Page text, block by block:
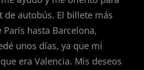
de autobús. El billete más
hasta Barcelona,
unos días, ya que mi
era Valencia. Mis deseos